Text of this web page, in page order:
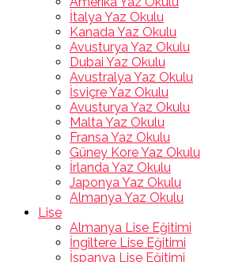
İtalya Yaz Okulu
Kanada Yaz Okulu
Avusturya Yaz Okulu
Dubai Yaz Okulu
Avustralya Yaz Okulu
İsviçre Yaz Okulu
Avusturya Yaz Okulu
Malta Yaz Okulu
Fransa Yaz Okulu
Güney Kore Yaz Okulu
İrlanda Yaz Okulu
Japonya Yaz Okulu
Almanya Yaz Okulu
Lise
Almanya Lise Eğitimi
İngiltere Lise Eğitimi
İspanya Lise Eğitimi